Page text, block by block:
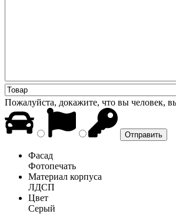
Пожалуйста, докажите, что вы человек,
Фасад
Фотопечать
Материал корпуса
ЛДСП
Цвет
Серый